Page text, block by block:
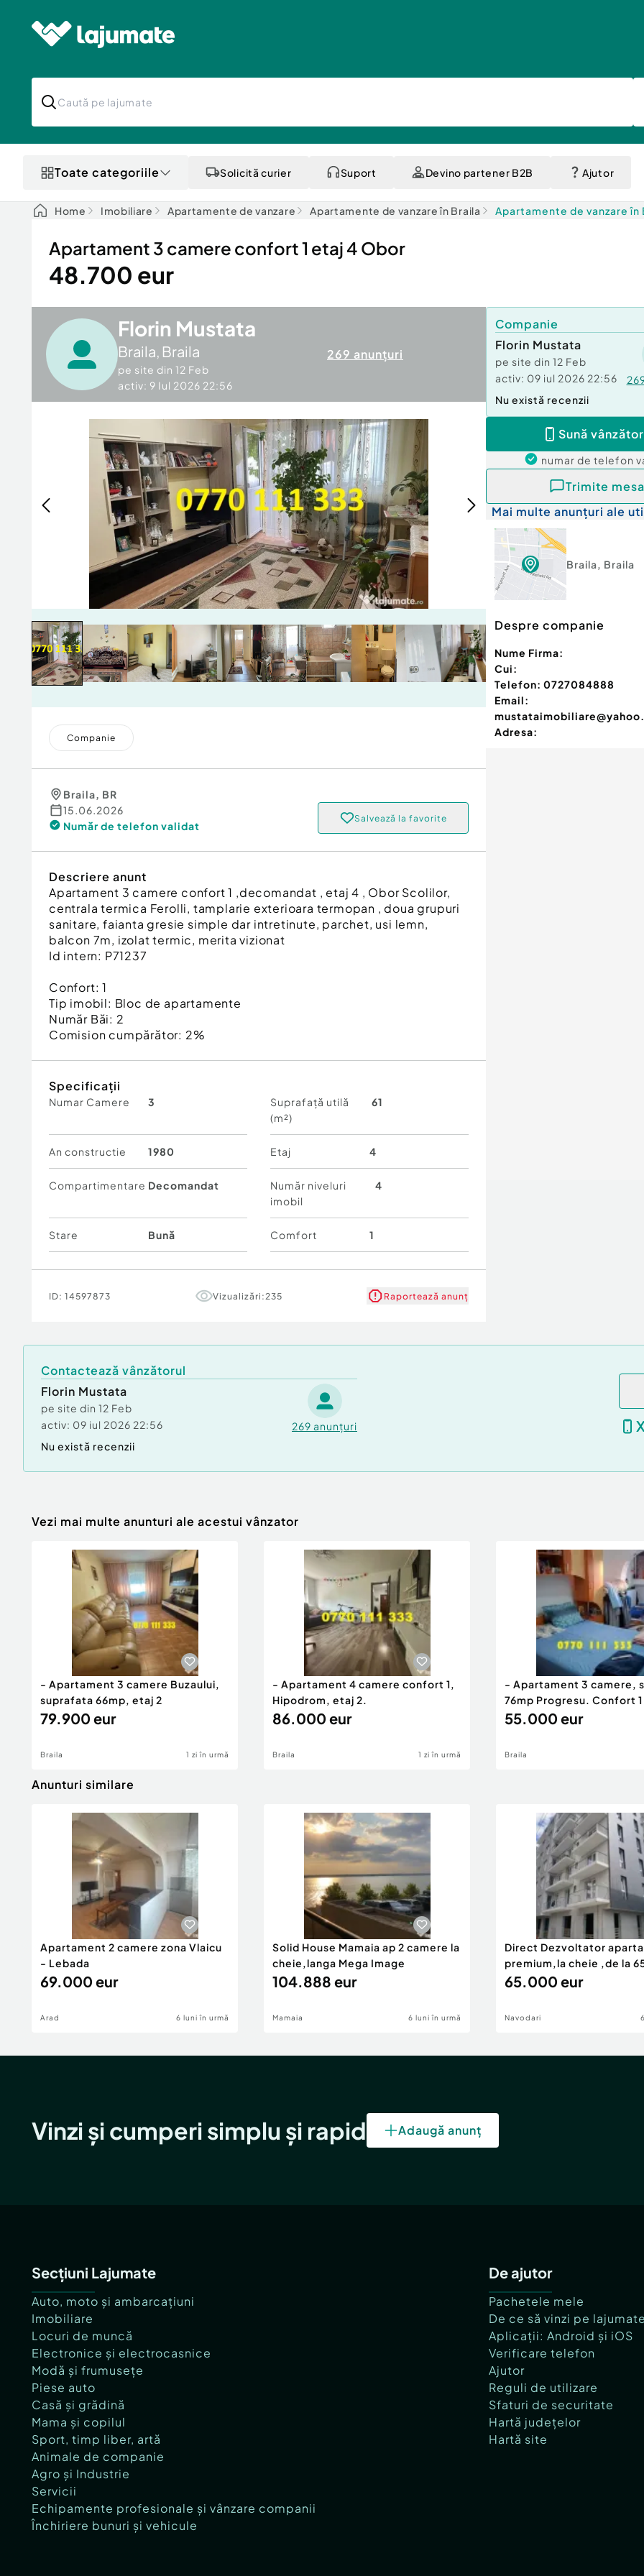
Toate categoriile Solicită curier Suport Devino partener B2B Ajutor
Home Imobiliare Apartamente de vanzare Apartamente de vanzare în Braila Apartamente de vanzare în
Apartament 3 camere confort 1 etaj 4 Obor
48.700 eur
Florin Mustata
Braila, Braila
pe site din 12 Feb
activ: 9 Iul 2026 22:56
269 anunțuri
Companie
Braila, BR
15.06.2026
Număr de telefon validat
Salvează la favorite
Descriere anunt
Apartament 3 camere confort 1 ,decomandat , etaj 4 , Obor Scolilor,
centrala termica Ferolli, tamplarie exterioara termopan , doua grupuri
sanitare, faianta gresie simple dar intretinute, parchet, usi lemn,
balcon 7m, izolat termic, merita vizionat
Id intern: P71237
Confort:1
Tip imobil: Bloc de apartamente
Număr Băi: 2
Comision cumpărător: 2%
Specificații
Numar Camere 3
Suprafață utilă
(m²)
61
An constructie 1980 Etaj 4
Compartimentare Decomandat
Număr niveluri
imobil
4
Stare Bună Comfort 1
ID: 14597873 Vizualizări: 235 Raportează anunț
Companie
Florin Mustata
pe site din 12 Feb
activ: 09 iul 2026 22:56
Nu există recenzii
Sună
numar de telefon
Trimite
Mai multe anunțuri ale
Braila, Braila
Despre companie
Nume Firma:
Cui:
Telefon: 0727084888
Email:
Adresa:
Contactează vânzătorul
Florin Mustata
pe site din 12 Feb
activ: 09 iul 2026 22:56 269 anunțuri
Nu există recenzii
Vezi mai multe anunturi ale acestui vânzator
- Apartament 3 camere Buzaului,
suprafata 66mp, etaj 2
79.900 eur
Braila 1 zi în urmă
- Apartament 4 camere confort 1,
Hipodrom, etaj 2.
86.000 eur
Braila 1 zi în urmă
- Apartament 3 camere,
76mp Progresu. Confort
55.000 eur
Braila
Anunturi similare
Apartament 2 camere zona Vlaicu
- Lebada
69.000 eur
Arad 6 luni în urmă
Solid House Mamaia ap 2 camere la
cheie,langa Mega Image
104.888 eur
Mamaia 6 luni în urmă
Direct Dezvoltator
premium,la cheie ,de la
eur
65.000 eur
Navodari
Vinzi și cumperi simplu și rapid Adaugă anunț
Secțiuni Lajumate
Auto, moto și ambarcațiuni
Imobiliare
Locuri de muncă
Electronice și electrocasnice
Modă și frumusețe
Piese auto
Casă și grădină
Mama și copilul
Sport, timp liber, artă
Animale de companie
Agro și Industrie
Servicii
Echipamente profesionale și vânzare companii
Închiriere bunuri și vehicule
De ajutor
Pachetele mele
De ce să vinzi pe
Aplicații: Android și iOS
Verificare telefon
Ajutor
Reguli de utilizare
Sfaturi de securitate
Hartă județelor
Hartă site